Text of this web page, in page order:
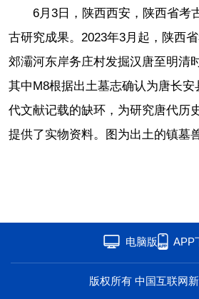
6月3日，陕西西安，陕西省考
古研究成果。2023年3月起，陕西
郊灞河东岸务庄村发掘汉唐至明清
其中M8根据出土墓志确认为唐长
代文献记载的缺环，为研究唐代历
提供了实物资料。图为出土的镇墓兽
电脑版 APP
版权所有 中国互联网